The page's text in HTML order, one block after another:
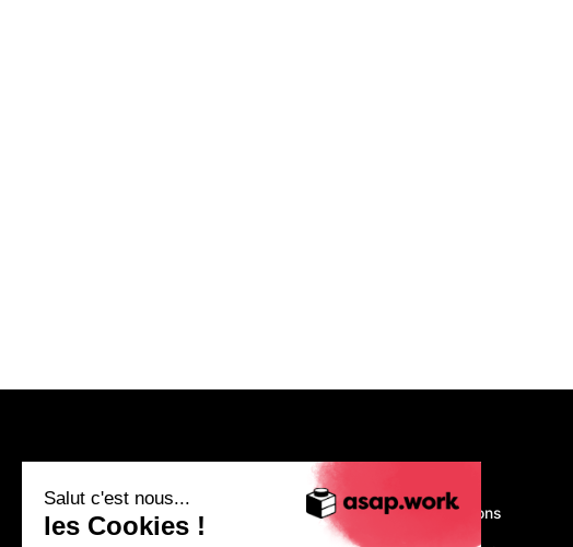
Salut c'est nous...
les Cookies ! Nous recrutons